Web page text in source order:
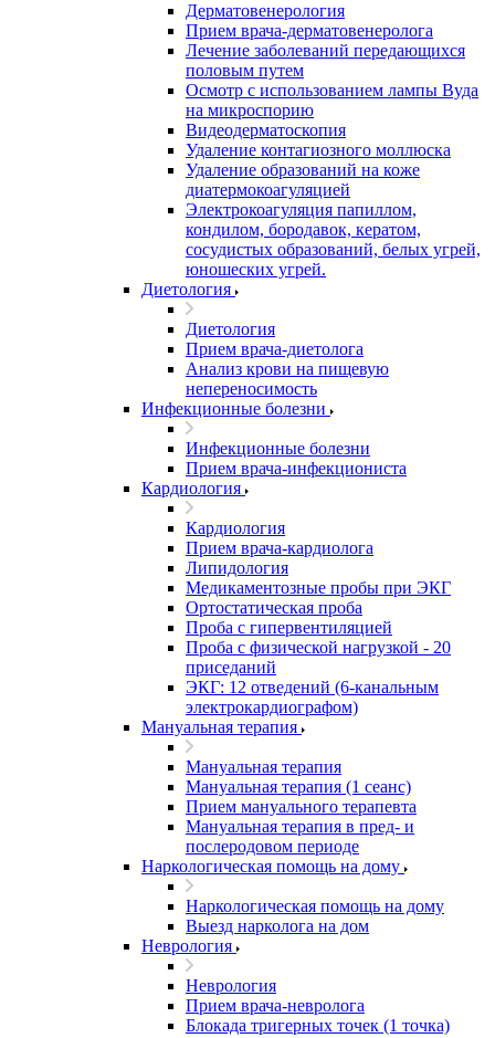
Дерматовенерология
Прием врача-дерматовенеролога
Лечение заболеваний передающихся
половым путем
Осмотр с использованием лампы Вуда
на микроспорию
Видеодерматоскопия
Удаление контагиозного моллюска
Удаление образований на коже
диатермокоагуляцией
Электрокоагуляция папиллом,
кондилом, бородавок, кератом,
сосудистых образований, белых угрей,
юношеских угрей.
Диетология
Диетология
Прием врача-диетолога
Анализ крови на пищевую
непереносимость
Инфекционные болезни
Инфекционные болезни
Прием врача-инфекциониста
Кардиология
Кардиология
Прием врача-кардиолога
Липидология
Медикаментозные пробы при ЭКГ
Ортостатическая проба
Проба с гипервентиляцией
Проба с физической нагрузкой - 20
приседаний
ЭКГ: 12 отведений (6-канальным
электрокардиографом)
Мануальная терапия
Мануальная терапия
Мануальная терапия (1 сеанс)
Прием мануального терапевта
Мануальная терапия в пред- и
послеродовом периоде
Наркологическая помощь на дому
Наркологическая помощь на дому
Выезд нарколога на дом
Неврология
Неврология
Прием врача-невролога
Блокада тригерных точек (1 точка)